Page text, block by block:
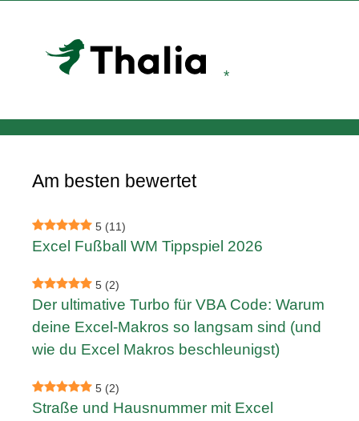
Am besten bewertet
5 (11)
Excel Fußball WM Tippspiel 2026
5 (2)
Der ultimative Turbo für VBA Code: Warum
deine Excel-Makros so langsam sind (und
wie du Excel Makros beschleunigst)
5 (2)
Straße und Hausnummer mit Excel